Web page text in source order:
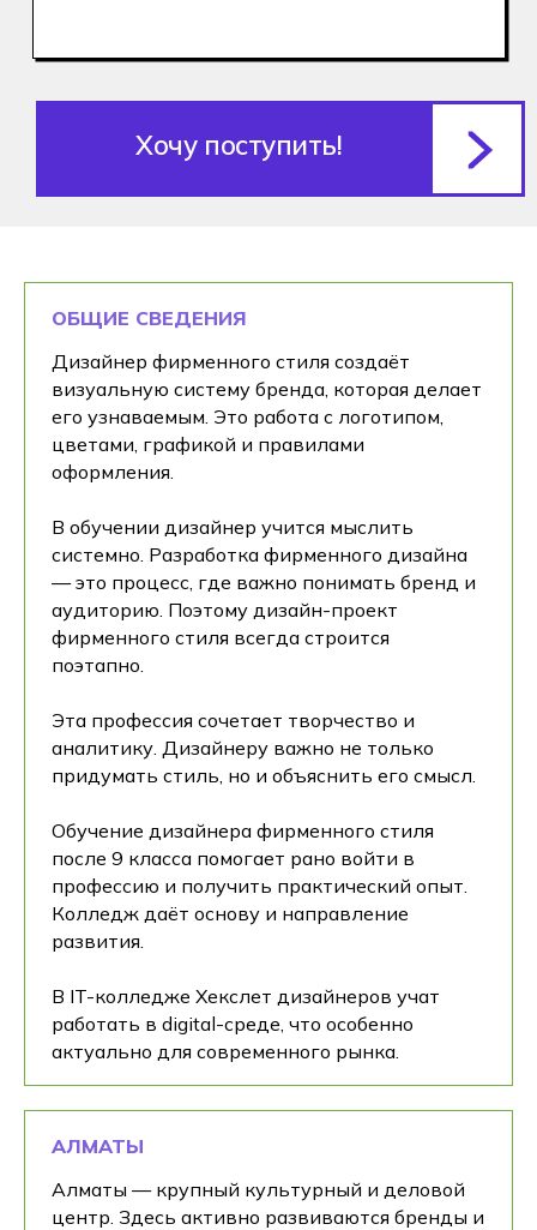
ОБЩИЕ СВЕДЕНИЯ
Дизайнер фирменного стиля создаёт
визуальную систему бренда, которая делает
его узнаваемым. Это работа с логотипом,
цветами, графикой и правилами
оформления.
В обучении дизайнер учится мыслить
системно. Разработка фирменного дизайна
— это процесс, где важно понимать бренд и
аудиторию. Поэтому дизайн-проект
фирменного стиля всегда строится
поэтапно.
Эта профессия сочетает творчество и
аналитику. Дизайнеру важно не только
придумать стиль, но и объяснить его смысл.
Обучение дизайнера фирменного стиля
после 9 класса помогает рано войти в
профессию и получить практический опыт.
Колледж даёт основу и направление
развития.
В IT-колледже Хекслет дизайнеров учат
работать в digital-среде, что особенно
актуально для современного рынка.
АЛМАТЫ
Алматы — крупный культурный и деловой
центр. Здесь активно развиваются бренды и